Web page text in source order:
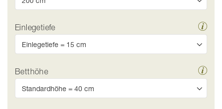
Einlegetiefe
Betthöhe